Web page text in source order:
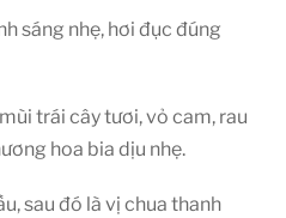
sáng nhẹ, hơi đục đúng
trái cây tươi, vỏ cam, rau
hoa bia dịu nhẹ.
sau đó là vị chua thanh